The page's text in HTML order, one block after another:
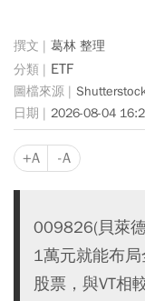
葛林 整理
ETF
2026-08-04
+A -A
009826(貝萊
1萬元就能布
股票，與VT相